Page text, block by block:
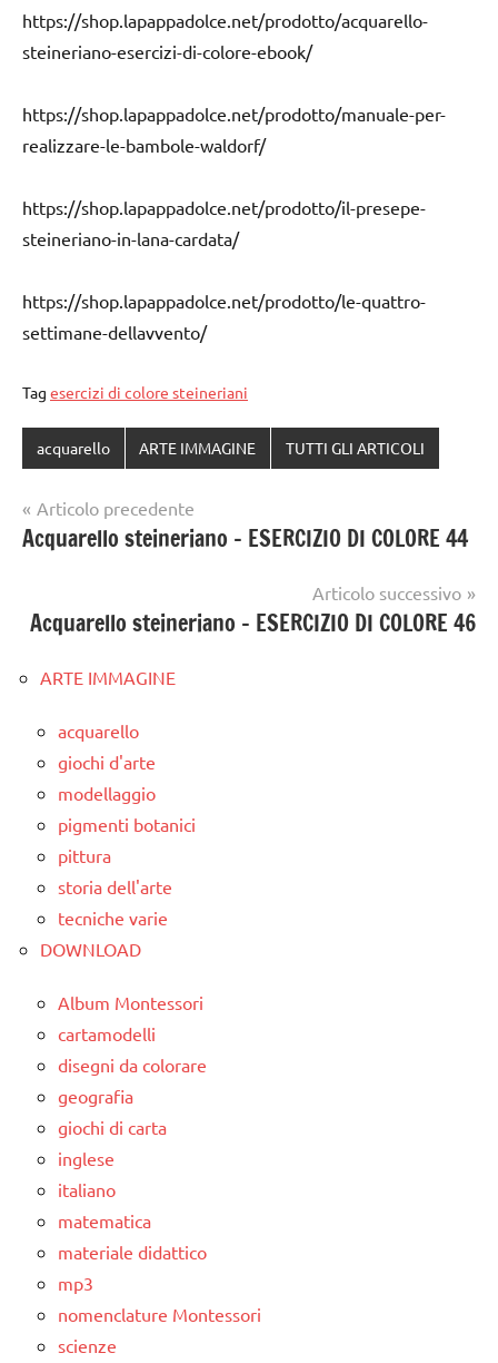
https://shop.lapappadolce.net/prodotto/acquarello-
steineriano-esercizi-di-colore-ebook/
https://shop.lapappadolce.net/prodotto/manuale-per-
realizzare-le-bambole-waldorf/
https://shop.lapappadolce.net/prodotto/il-presepe-
steineriano-in-lana-cardata/
https://shop.lapappadolce.net/prodotto/le-quattro-
settimane-dellavvento/
Tag esercizi di colore steineriani
acquarello ARTE IMMAGINE TUTTI GLI ARTICOLI
Navigazione
articoli
Articolo precedente
Acquarello steineriano – ESERCIZIO DI COLORE 44
Articolo successivo
Acquarello steineriano – ESERCIZIO DI COLORE 46
ARTE IMMAGINE
acquarello
giochi d'arte
modellaggio
pigmenti botanici
pittura
storia dell'arte
tecniche varie
DOWNLOAD
Album Montessori
cartamodelli
disegni da colorare
geografia
giochi di carta
inglese
italiano
matematica
materiale didattico
mp3
nomenclature Montessori
scienze